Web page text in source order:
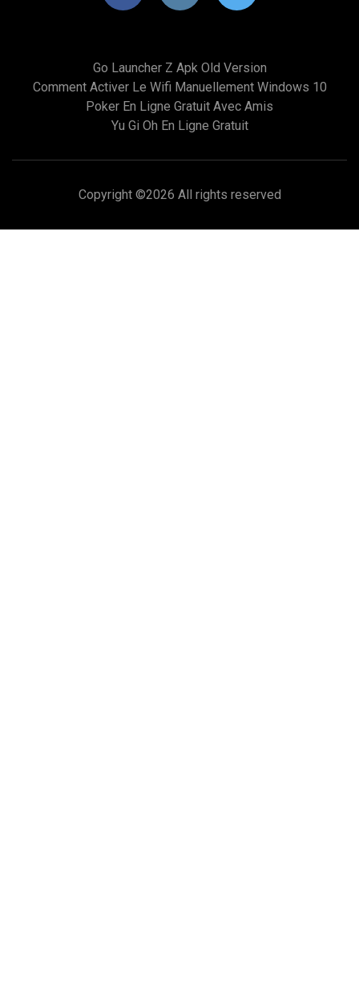
Go Launcher Z Apk Old Version
Comment Activer Le Wifi Manuellement Windows 10
Poker En Ligne Gratuit Avec Amis
Yu Gi Oh En Ligne Gratuit
Copyright ©2026 All rights reserved